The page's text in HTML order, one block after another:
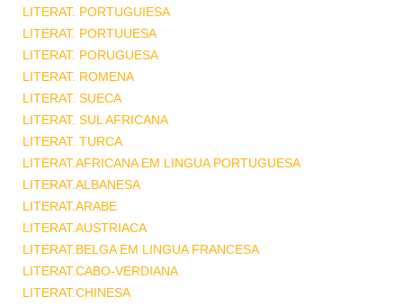
LITERAT. PORTUGUIESA
LITERAT. PORTUUESA
LITERAT. PORUGUESA
LITERAT. ROMENA
LITERAT. SUECA
LITERAT. SUL AFRICANA
LITERAT. TURCA
LITERAT.AFRICANA EM LINGUA PORTUGUESA
LITERAT.ALBANESA
LITERAT.ARABE
LITERAT.AUSTRIACA
LITERAT.BELGA EM LINGUA FRANCESA
LITERAT.CABO-VERDIANA
LITERAT.CHINESA